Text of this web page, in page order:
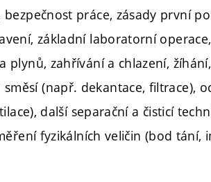
práce, zásady první
základní laboratorní
plynů, zahřívání a chlazení,
(např. dekantace, filtrace),
další separační a čisticí
fyzikálních veličin (bod tání,